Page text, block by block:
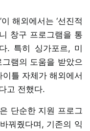
해외에서는 ‘선진적
창구 프로그램을 통
. 특히 싱가포르, 미
램의 도움을 받았으
틀 자체가 해외에서
고 전했다.
단순한 지원 프로그
꿔줬다며, 기존의 익